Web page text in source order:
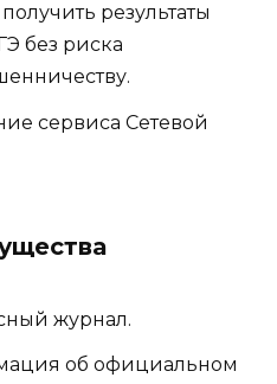
результаты
без риска
сервиса Сетевой
журнал.
об официальном